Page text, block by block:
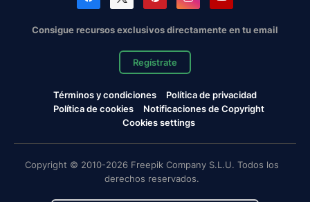
Consigue recursos exclusivos directamente en tu email
Regístrate
Términos y condiciones
Política de privacidad
Política de cookies
Notificaciones de Copyright
Cookies settings
Copyright © 2010-2026 Freepik Company S.L.U. Todos los
derechos reservados.